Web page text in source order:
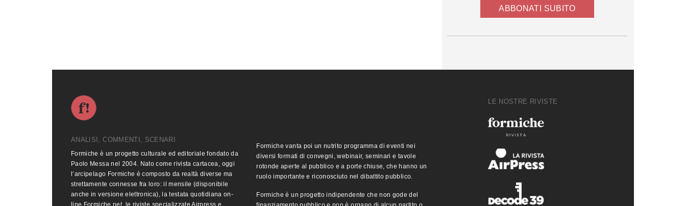
ABBONATI SUBITO
ANALISI, COMMENTI, SCENARI
Formiche è un progetto culturale ed editoriale fondato da
Paolo Messa nel 2004. Nato come rivista cartacea, oggi
l’arcipelago Formiche è composto da realtà diverse ma
strettamente connesse fra loro: il mensile (disponibile
anche in versione elettronica), la testata quotidiana on-
line Formiche.net, le riviste specializzate Airpress e
Formiche vanta poi un nutrito programma di eventi nei
diversi formati di convegni, webinair, seminari e tavole
rotonde aperte al pubblico e a porte chiuse, che hanno un
ruolo importante e riconosciuto nel dibattito pubblico.
Formiche è un progetto indipendente che non gode del
LE NOSTRE RIVISTE